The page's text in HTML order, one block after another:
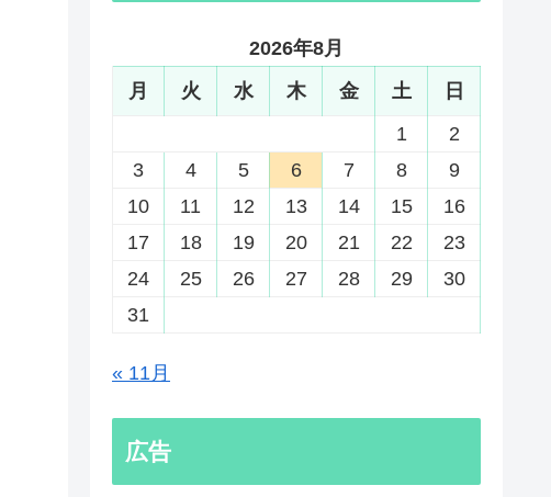
2026年8月
月
火 水 木 金 土
日
1
2
3
4 5 6 7 8
9
10
11 12 13 14 15
16
17
18 19 20 21 22
23
24
25 26 27 28 29
30
31
« 11月
広告